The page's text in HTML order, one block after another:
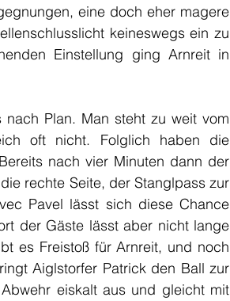
eine doch eher magere
keineswegs ein zu
Einstellung ging Arnreit in
Plan. Man steht zu weit vom
oft nicht. Folglich haben die
nach vier Minuten dann der
rechte Seite, der Stanglpass zur
Pavel lässt sich diese Chance
der Gäste lässt aber nicht lange
es Freistoß für Arnreit, und noch
Aiglstorfer Patrick den Ball zur
eiskalt aus und gleicht mit